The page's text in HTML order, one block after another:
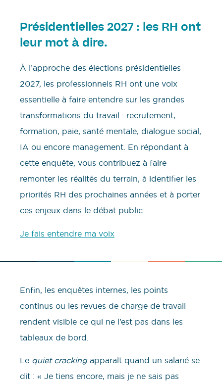
Présidentielles 2027 : les RH ont
leur mot à dire.
À l’approche des élections présidentielles
2027, les professionnels RH ont une voix
essentielle à faire entendre sur les grandes
transformations du travail : recrutement,
formation, paie, santé mentale, dialogue social,
IA ou encore management. En répondant à
cette enquête, vous contribuez à faire
remonter les réalités du terrain, à identifier les
priorités RH des prochaines années et à porter
ces enjeux dans le débat public.
Je fais entendre ma voix
Enfin, les enquêtes internes, les points
continus ou les revues de charge de travail
rendent visible ce qui ne l’est pas dans les
tableaux de bord.
Le quiet crackingapparaît quand un salarié se
dit : « Je tiens encore, mais je ne sais pas